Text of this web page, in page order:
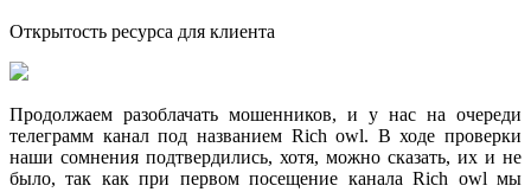
Открытость ресурса для клиента
Продолжаем разоблачать мошенников, и у нас на очереди
телеграмм канал под названием Rich owl. В ходе проверки
наши сомнения подтвердились, хотя, можно сказать, их и не
было, так как при первом посещение канала Rich owl мы